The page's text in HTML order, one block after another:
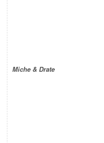
Miche & Drate